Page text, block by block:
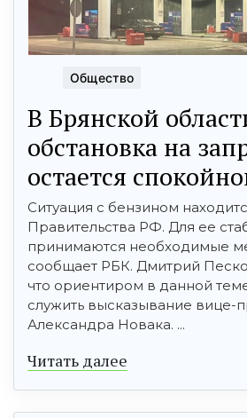
Общество
В Брянской
обстановка на
остается
Ситуация с бензином
Правительства РФ. Для ее
принимаются необходимые
сообщает РБК. Дмитрий
что ориентиром в данной
служить высказывание вице-
Александра Новака. ...
Читать далее